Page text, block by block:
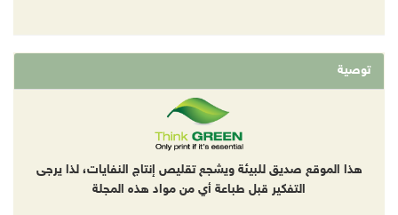
توصية
هذا الموقع صديق للبيئة ويشجع تقليص إنتاج النفايات، لذا يرجى
التفكير قبل طباعة أي من مواد هذه المجلة